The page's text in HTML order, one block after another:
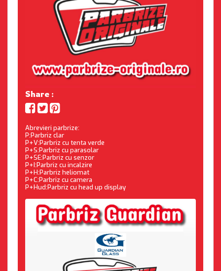
Share :
Abrevieri parbrize:
P:Parbriz clar
P+V:Parbriz cu tenta verde
P+S:Parbriz cu parasolar
P+SE:Parbriz cu senzor
P+I:Parbriz cu incalzire
P+H:Parbriz heliomat
P+C:Parbriz cu camera
P+Hud:Parbriz cu head up display